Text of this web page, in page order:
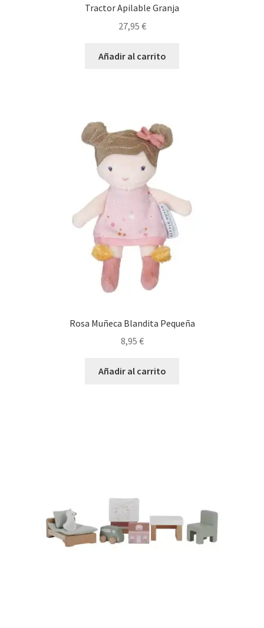
Tractor Apilable Granja
27,95 €
Añadir al carrito
Rosa Muñeca Blandita Pequeña
8,95 €
Añadir al carrito